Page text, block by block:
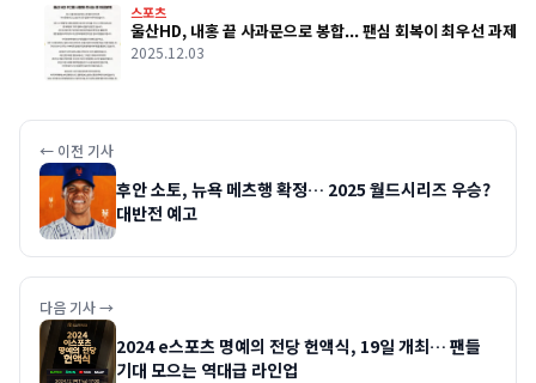
스포츠
울산HD, 내홍 끝 사과문으로 봉합... 팬심 회복이 최우선 과제
2025.12.03
← 이전 기사
후안 소토, 뉴욕 메츠행 확정… 2025 월드시리즈 우승?
대반전 예고
다음 기사 →
2024 e스포츠 명예의 전당 헌액식, 19일 개최… 팬들
기대 모으는 역대급 라인업